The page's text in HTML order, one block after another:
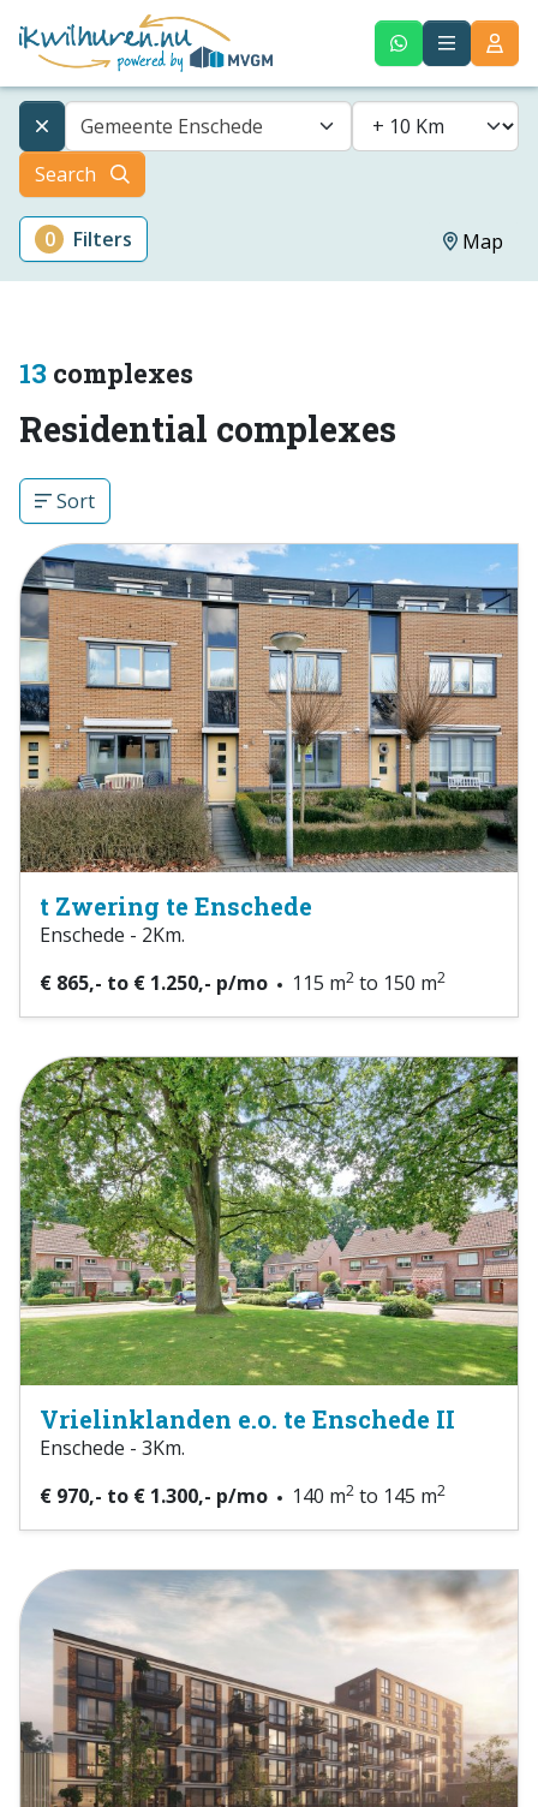
Gemeente Enschede
Search
0 Filters Map
13 complexes
Residential complexes
Sort
t Zwering te Enschede
Enschede - 2Km.
€ 865,- to € 1.250,- p/mo
115 m2 to 150 m2
Vrielinklanden e.o. te Enschede II
Enschede - 3Km.
€ 970,- to € 1.300,- p/mo
140 m2 to 145 m2